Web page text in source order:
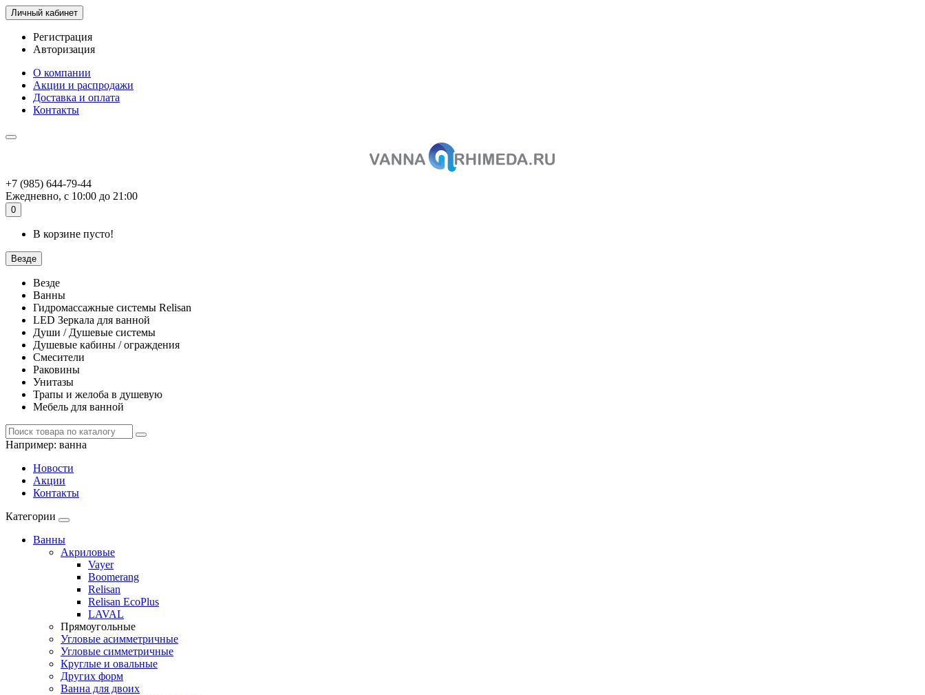
Личный кабинет
Регистрация
Авторизация
О компании
Акции и распродажи
Доставка и оплата
Контакты
+7 (985) 644-79-44
Ежедневно, с 10:00 до 21:00
0
В корзине пусто!
Везде
Везде
Ванны
Гидромассажные системы Relisan
LED Зеркала для ванной
Души / Душевые системы
Душевые кабины / ограждения
Смесители
Раковины
Унитазы
Трапы и желоба в душевую
Мебель для ванной
Например: ванна
Новости
Акции
Контакты
Категории
Ванны
Акриловые
Vayer
Boomerang
Relisan
Relisan EcoPlus
LAVAL
Прямоугольные
Угловые асимметричные
Угловые симметричные
Круглые и овальные
Других форм
Ванна для двоих